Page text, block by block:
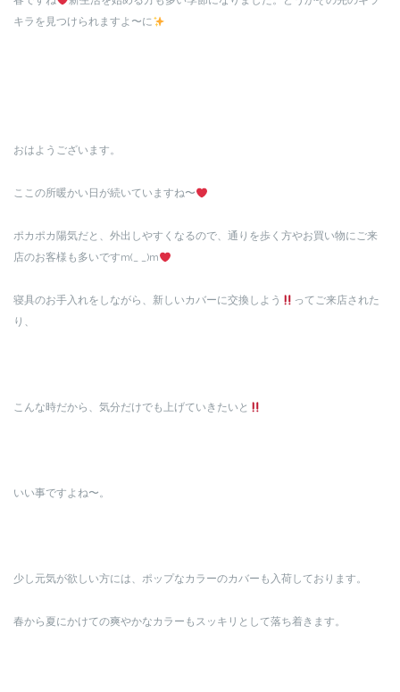
キラを見つけられますよ〜に
おはようございます。
ここの所暖かい日が続いていますね〜
ポカポカ陽気だと、外出しやすくなるので、通りを歩く方やお買い物にご来
店のお客様も多いですm(_ _)m
寝具のお手入れをしながら、新しいカバーに交換しよう
ってご来店された
り、
こんな時だから、気分だけでも上げていきたいと
いい事ですよね〜。
少し元気が欲しい方には、ポップなカラーのカバーも入荷しております。
春から夏にかけての爽やかなカラーもスッキリとして落ち着きます。